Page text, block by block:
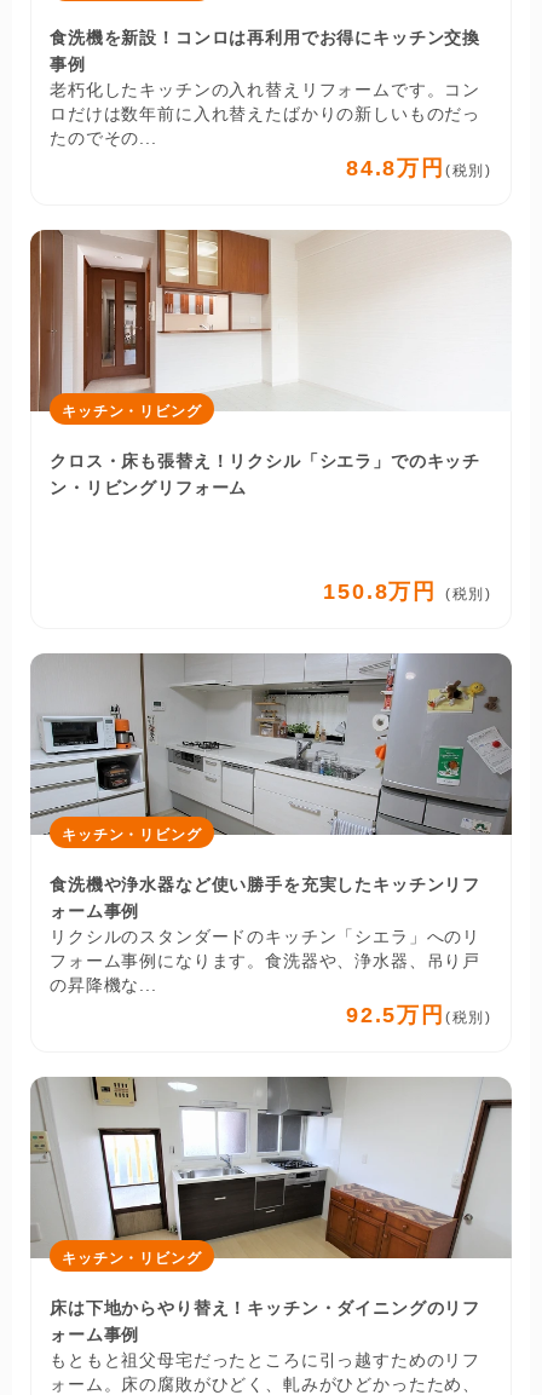
食洗機を新設！コンロは再利用でお得にキッチン交換
事例
老朽化したキッチンの入れ替えリフォームです。コン
ロだけは数年前に入れ替えたばかりの新しいものだっ
たのでその...
84.8万円 (税別)
キッチン・リビング
クロス・床も張替え！リクシル「シエラ」でのキッチ
ン・リビングリフォーム
150.8万円 (税別)
キッチン・リビング
食洗機や浄水器など使い勝手を充実したキッチンリフ
ォーム事例
リクシルのスタンダードのキッチン「シエラ」へのリ
フォーム事例になります。食洗器や、浄水器、吊り戸
の昇降機な...
92.5万円 (税別)
キッチン・リビング
床は下地からやり替え！キッチン・ダイニングのリフ
ォーム事例
もともと祖父母宅だったところに引っ越すためのリフ
ォーム。床の腐敗がひどく、軋みがひどかったため、